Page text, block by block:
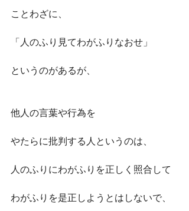
ことわざに、
「人のふり見てわがふりなおせ」
というのがあるが、
他人の言葉や行為を
やたらに批判する人というのは、
人のふりにわがふりを正しく照合して
わがふりを是正しようとはしないで、